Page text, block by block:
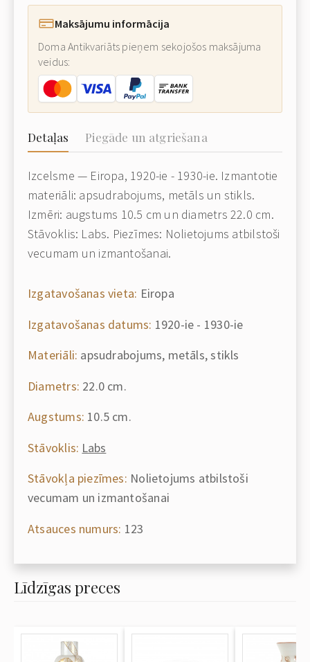
Maksājumu informācija
Doma Antikvariāts pieņem sekojošos maksājuma
veidus:
Detaļas Piegāde un atgriešana
Izcelsme — Eiropa, 1920-ie - 1930-ie. Izmantotie
materiāli: apsudrabojums, metāls un stikls.
Izmēri: augstums 10.5 cm un diametrs 22.0 cm.
Stāvoklis: Labs. Piezīmes: Nolietojums atbilstoši
vecumam un izmantošanai.
Izgatavošanas vieta: Eiropa
Izgatavošanas datums: 1920-ie - 1930-ie
Materiāli: apsudrabojums, metāls, stikls
Diametrs: 22.0 cm.
Augstums: 10.5 cm.
Stāvoklis: Labs
Stāvokļa piezīmes: Nolietojums atbilstoši
vecumam un izmantošanai
Atsauces numurs: 123
Līdzīgas preces